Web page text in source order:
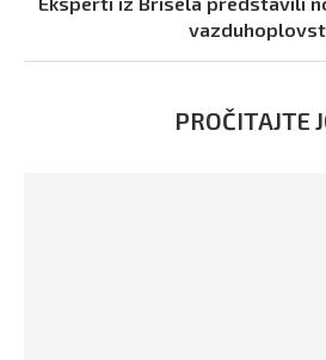
PROČITAJTE